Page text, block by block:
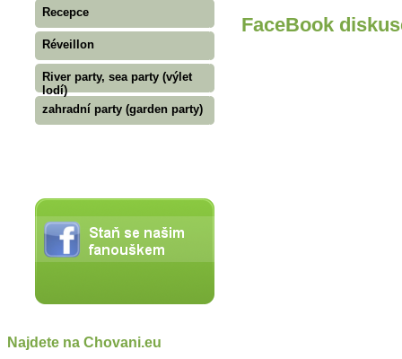
Recepce
Réveillon
River party, sea party (výlet
lodí)
zahradní party (garden party)
FaceBook
Najdete na Chovani.eu